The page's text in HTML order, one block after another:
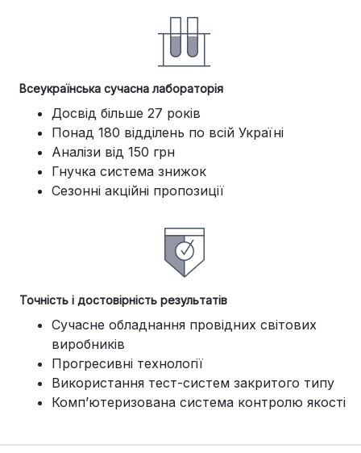
Всеукраїнська сучасна лабораторія
Досвід більше 27 років
Понад 180 відділень по всій Україні
Аналізи від 150 грн
Гнучка система знижок
Сезонні акційні пропозиції
Точність і достовірність результатів
Сучасне обладнання провідних світових
виробників
Прогресивні технології
Використання тест-систем закритого типу
Комп’ютеризована система контролю якості